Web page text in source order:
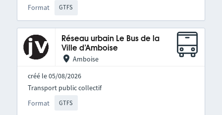
Format GTFS
Réseau urbain Le Bus de la
Ville d’Amboise
Amboise
créé le 05/08/2026
Format GTFS
Transport public collectif